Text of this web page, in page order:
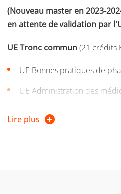
(Nouveau master en 2023-
en attente de validation par
UE Tronc commun(21 crédits
UE Bonnes pratiques de
UE Administration des
Lire plus